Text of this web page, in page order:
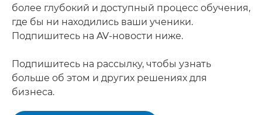
более глубокий и доступный процесс обучения,
где бы ни находились ваши ученики.
Подпишитесь на AV-новости ниже.
Подпишитесь на рассылку, чтобы узнать
больше об этом и других решениях для
бизнеса.